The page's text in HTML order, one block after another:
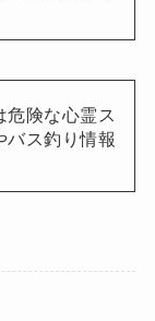
危険な心霊ス
バス釣り情報